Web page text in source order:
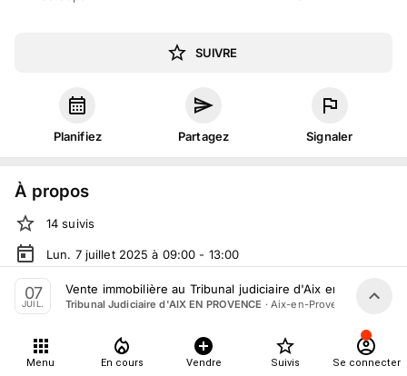
SUIVRE
Planifiez Partagez Signaler
À propos
14 suivis
Lun. 7 juillet 2025 à 09:00 - 13:00
Vente judiciaireorganiséeparEklar Avocats & Associés
Tout le monde peut participer
07
JUIL.
Vente immobilière au Tribunal judiciaire d'Aix en Provence
Tribunal Judiciaire d'AIX EN PROVENCE · Aix-en-Provence
Menu En cours Vendre Suivis Se connecter